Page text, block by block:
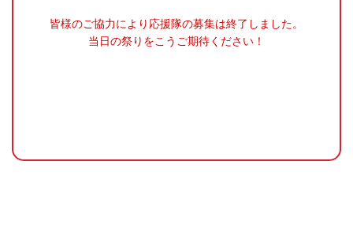
皆様のご協力により応援隊の募集は終了しました。
当日の祭りをこうご期待ください！